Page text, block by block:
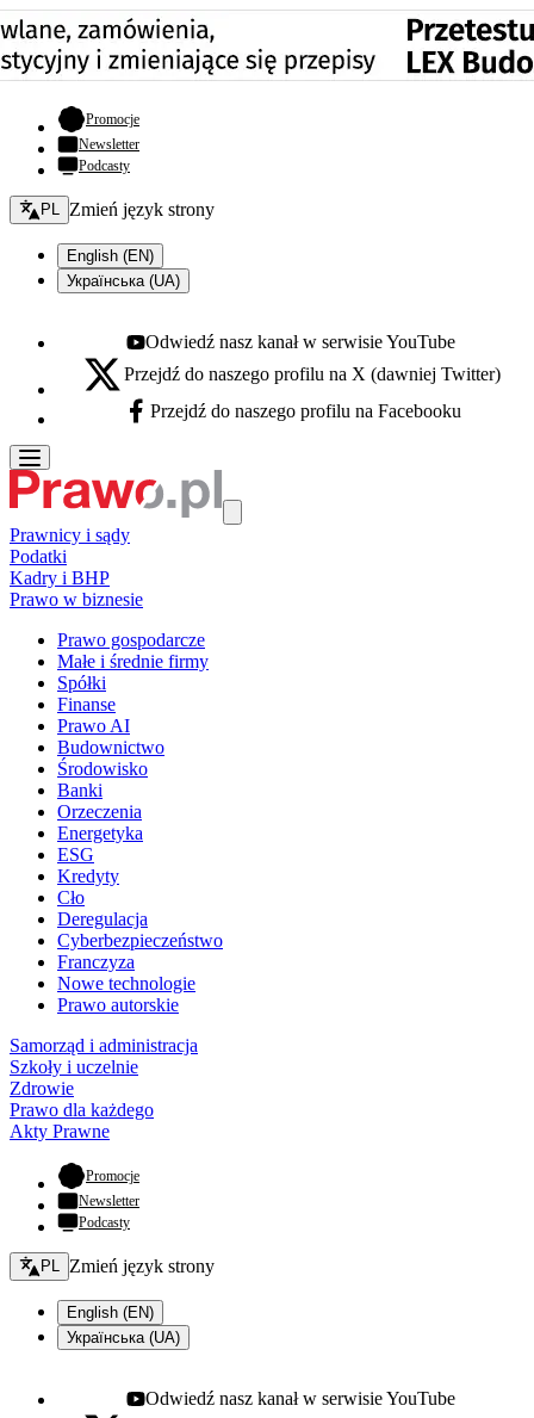
Promocje- otwiera się w nowej karcie
Newsletter
Podcasty
Zmień język - bieżący:
PL Zmień język strony
English (EN)
Українська (UA)
Youtube - otwiera się w nowej karcie
Odwiedź nasz kanał w serwisie YouTube
X - otwiera się w nowej karcie
Przejdź do naszego profilu na X (dawniej Twitter)
Facebook - otwiera się w nowej karcie
Przejdź do naszego profilu na Facebooku
Prawnicy i sądy
Podatki
Kadry i BHP
Prawo w biznesie
Prawo gospodarcze
Małe i średnie firmy
Spółki
Finanse
Prawo AI
Budownictwo
Środowisko
Banki
Orzeczenia
Energetyka
ESG
Kredyty
Cło
Deregulacja
Cyberbezpieczeństwo
Franczyza
Nowe technologie
Prawo autorskie
Samorząd i administracja
Szkoły i uczelnie
Zdrowie
Prawo dla każdego
Akty Prawne
Promocje- otwiera się w nowej karcie
Newsletter
Podcasty
Zmień język - bieżący:
PL Zmień język strony
English (EN)
Українська (UA)
Youtube - otwiera się w nowej karcie
Odwiedź nasz kanał w serwisie YouTube